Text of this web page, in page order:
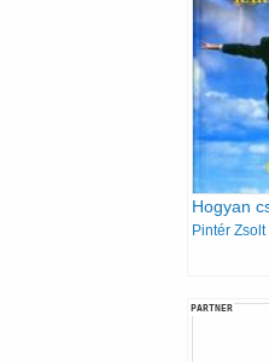
Pintér Zsolt
PARTNER